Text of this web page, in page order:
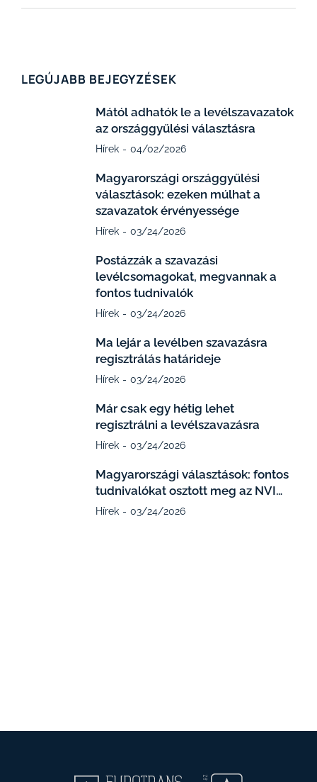
LEGÚJABB BEJEGYZÉSEK
Mától adhatók le a levélszavazatok
az országgyűlési választásra
Hírek 04/02/2026
Magyarországi országgyűlési
választások: ezeken múlhat a
szavazatok érvényessége
Hírek 03/24/2026
Postázzák a szavazási
levélcsomagokat, megvannak a
fontos tudnivalók
Hírek 03/24/2026
Ma lejár a levélben szavazásra
regisztrálás határideje
Hírek 03/24/2026
Már csak egy hétig lehet
regisztrálni a levélszavazásra
Hírek 03/24/2026
Magyarországi választások: fontos
tudnivalókat osztott meg az NVI…
Hírek 03/24/2026